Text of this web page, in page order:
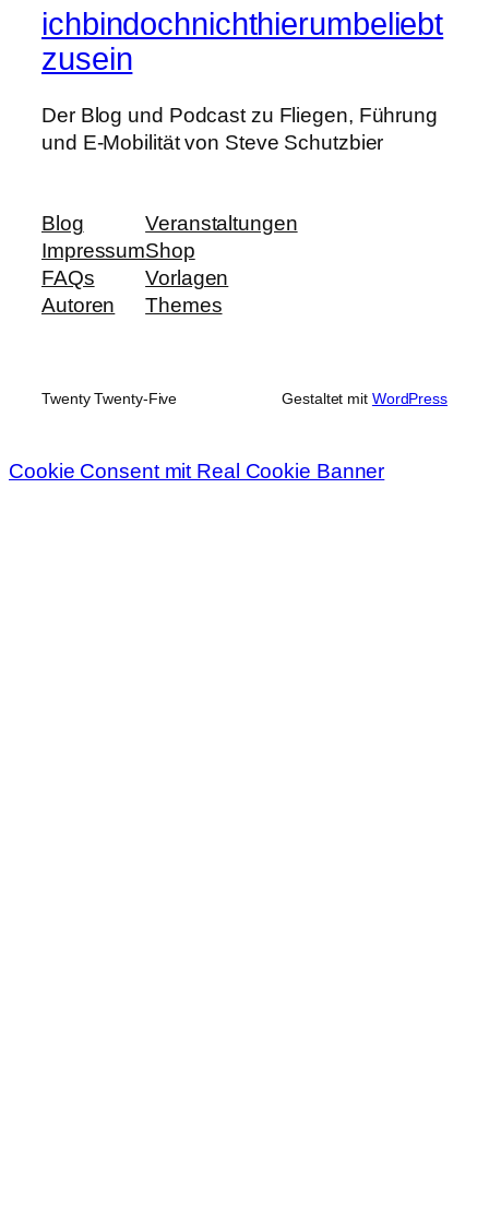
ichbindochnichthierumbeliebt
zusein
Der Blog und Podcast zu Fliegen, Führung
und E-Mobilität von Steve Schutzbier
Blog
Impressum
FAQs
Autoren
Veranstaltungen
Shop
Vorlagen
Themes
Twenty Twenty-Five Gestaltet mit WordPress
Cookie Consent mit Real Cookie Banner